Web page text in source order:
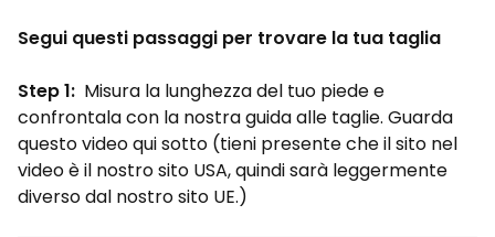
Segui questi passaggi per trovare la tua taglia
Step 1: Misura la lunghezza del tuo piede e
confrontala con la nostra guida alle taglie. Guarda
questo video qui sotto (tieni presente che il sito nel
video è il nostro sito USA, quindi sarà leggermente
diverso dal nostro sito UE.)